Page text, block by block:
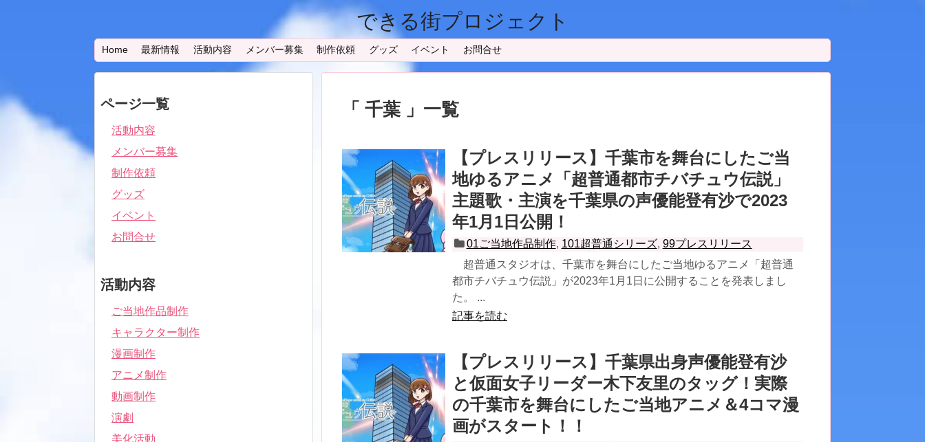
できる街プロジェクト
Home 最新情報 活動内容 メンバー募集 制作依頼 グッズ イベント お問合せ
千葉 一覧
【プレスリリース】千葉市を舞台にしたご当
地ゆるアニメ「超普通都市チバチュウ伝説」
主題歌・主演を千葉県の声優能登有沙で2023
年1月1日公開！
01ご当地作品制作, 101超普通シリーズ, 99プレスリリース
超普通スタジオは、千葉市を舞台にしたご当地ゆるアニメ「超普通
都市チバチュウ伝説」が2023年1月1日に公開することを発表しまし
た。 ...
記事を読む
【プレスリリース】千葉県出身声優能登有沙
と仮面女子リーダー木下友里のタッグ！実際
の千葉市を舞台にしたご当地アニメ＆4コマ漫
画がスタート！！
ページ一覧
活動内容
メンバー募集
制作依頼
グッズ
イベント
お問合せ
活動内容
ご当地作品制作
キャラクター制作
漫画制作
アニメ制作
動画制作
演劇
美化活動